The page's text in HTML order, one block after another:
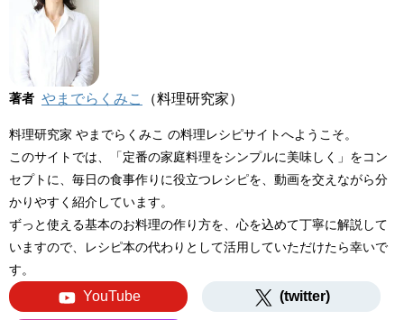
著者 やまでらくみこ （料理研究家）
料理研究家 やまでらくみこ の料理レシピサイトへようこそ。
このサイトでは、「定番の家庭料理をシンプルに美味しく」をコン
セプトに、毎日の食事作りに役立つレシピを、動画を交えながら分
かりやすく紹介しています。
ずっと使える基本のお料理の作り方を、心を込めて丁寧に解説して
いますので、レシピ本の代わりとして活用していただけたら幸いで
す。
YouTube (twitter)